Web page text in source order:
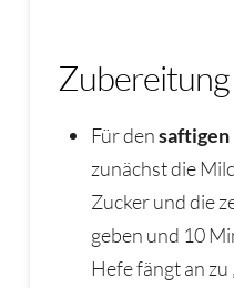
Zubereitung
Für den
zunächst die
Zucker und die
geben und 10
Hefe fängt an zu